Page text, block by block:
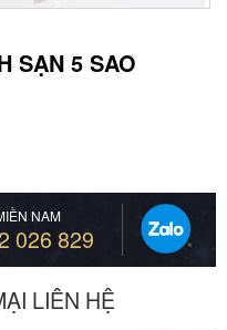
SẠN 5 SAO
NAM
026 829
LIÊN HỆ